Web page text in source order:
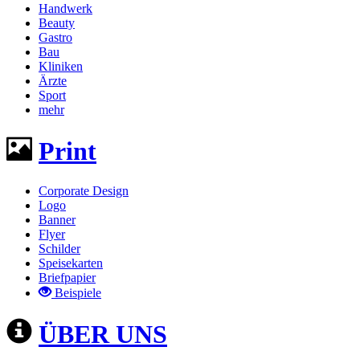
Handwerk
Beauty
Gastro
Bau
Kliniken
Ärzte
Sport
mehr
Print
Corporate Design
Logo
Banner
Flyer
Schilder
Speisekarten
Briefpapier
Beispiele
ÜBER UNS